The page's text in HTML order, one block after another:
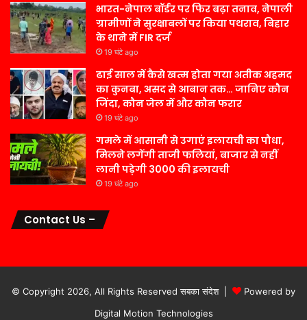
भारत-नेपाल बॉर्डर पर फिर बढ़ा तनाव, नेपाली
ग्रामीणों ने सुरक्षाबलों पर किया पथराव, बिहार
के थाने में FIR दर्ज
19 घंटे ago
ढाई साल में कैसे खत्म होता गया अतीक अहमद
का कुनबा, असद से आबान तक… जानिए कौन
जिंदा, कौन जेल में और कौन फरार
19 घंटे ago
गमले में आसानी से उगाएं इलायची का पौधा,
मिलने लगेंगी ताजी फलियां, बाजार से नहीं
लानी पड़ेगी 3000 की इलायची
19 घंटे ago
Contact Us –
© Copyright 2026, All Rights Reserved सबका संदेश |
Powered by
Digital Motion Technologies